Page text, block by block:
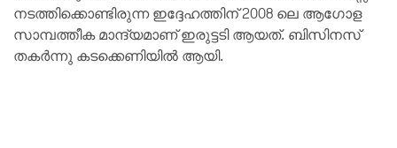
നടത്തിക്കൊണ്ടിരുന്ന ഇദ്ദേഹത്തിന് 2008 ലെ ആഗോള
സാമ്പത്തീക മാന്ദ്യമാണ് ഇരുട്ടടി ആയത്. ബിസിനസ്
തകർന്നു കടക്കെണിയിൽ ആയി.